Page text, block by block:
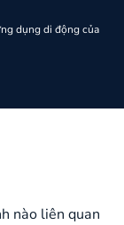
dụng di động của
nào liên quan